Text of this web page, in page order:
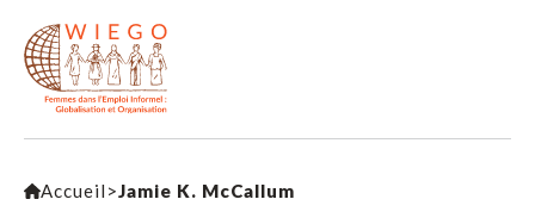
Accueil >Jamie K. McCallum